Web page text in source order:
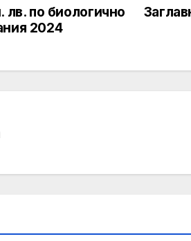
по биологично
2024